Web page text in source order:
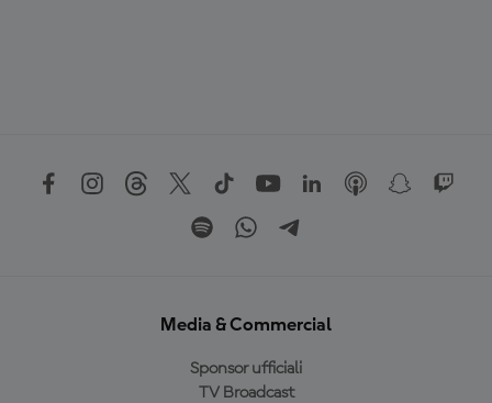
Media & Commercial
Sponsor ufficiali
TV Broadcast